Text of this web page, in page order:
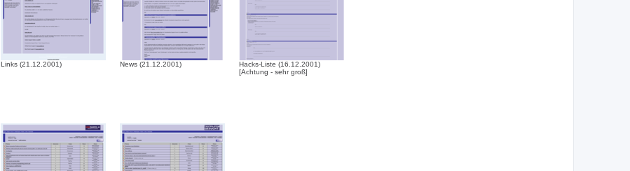
Links (21.12.2001) News (21.12.2001)
Hacks-Liste (16.12.2001)
[Achtung - sehr groß]